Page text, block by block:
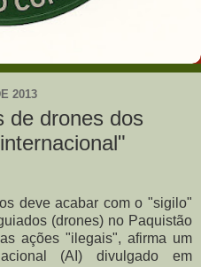
2013
de drones dos
deve acabar com o "sigilo"
(drones) no Paquistão
ações "ilegais", afirma um
(AI) divulgado em